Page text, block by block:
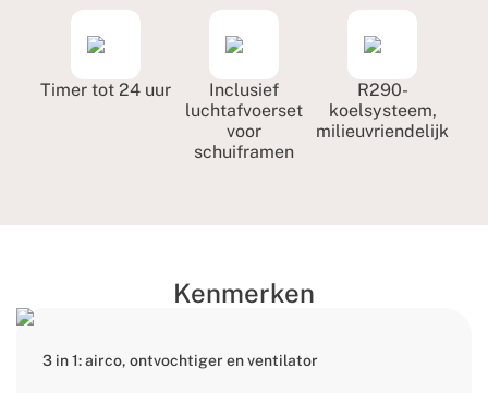
Timer tot 24 uur
Inclusief
luchtafvoerset
voor
schuiframen
R290-
koelsysteem,
milieuvriendelijk
Kenmerken
3 in 1: airco, ontvochtiger en ventilator